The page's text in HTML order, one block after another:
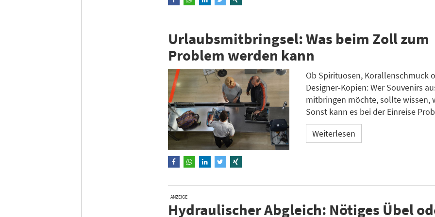
Urlaubsmitbringsel: Was beim Zoll zum
Problem werden kann
Ob Spirituosen, Korallenschmuck
Designer-Kopien: Wer Souvenirs
mitbringen möchte, sollte wissen,
Sonst kann es bei der Einreise
Weiterlesen
ANZEIGE
Hydraulischer Abgleich: Nötiges Übel